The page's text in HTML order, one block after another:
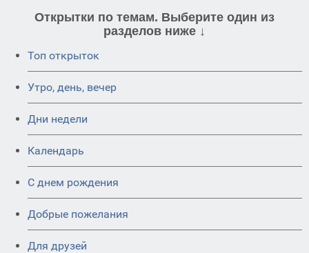
Открытки по темам. Выберите один из
разделов ниже ↓
Топ открыток
Утро, день, вечер
Дни недели
Календарь
C днем рождения
Добрые пожелания
Для друзей